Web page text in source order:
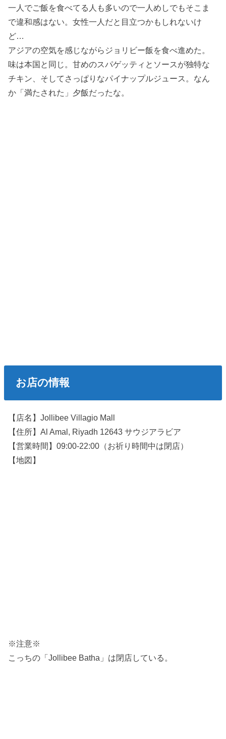
一人でご飯を食べてる人も多いので一人めしでもそこま
で違和感はない。女性一人だと目立つかもしれないけ
ど…
アジアの空気を感じながらジョリビー飯を食べ進めた。
味は本国と同じ。甘めのスパゲッティとソースが独特な
チキン、そしてさっぱりなパイナップルジュース。なん
か「満たされた」夕飯だったな。
お店の情報
【店名】Jollibee Villagio Mall
【住所】Al Amal, Riyadh 12643 サウジアラビア
【営業時間】09:00-22:00（お祈り時間中は閉店）
【地図】
※注意※
こっちの「Jollibee Batha」は閉店している。